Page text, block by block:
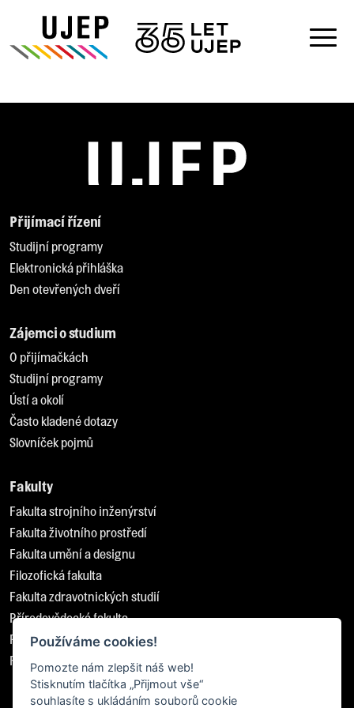
Přijímací řízení
Studijní programy
Elektronická přihláška
Den otevřených dveří
Zájemci o studium
O přijímačkách
Studijní programy
Ústí a okolí
Často kladené dotazy
Slovníček pojmů
Fakulty
Fakulta strojního inženýrství
Fakulta životního prostředí
Fakulta umění a designu
Filozofická fakulta
Fakulta zdravotnických studií
Přírodovědecká fakulta
Pedagogická fakulta
Fakulta sociálně ekonomická
Používáme cookies!
Pomozte nám zlepšit náš web!
Stisknutím tlačítka „Přijmout vše“
souhlasíte s ukládáním souborů cookie